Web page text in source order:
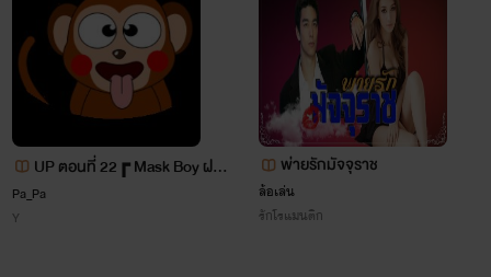
เพื่อนหมายเลข 3
พี่ชายฝาแฝดวินเนอร์
UP ตอนที่ 22┏ Mask Boy ฝรั่ง
จ๋ากับลิงน้อยข้างบ้าน ┓ {อลันX
Pa_Pa
Y
พ่ายรักมัจจุราช
ล้อเล่น
รักโรแมนติก